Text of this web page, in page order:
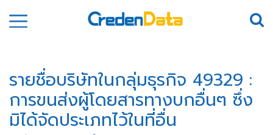
รายชื่อบริษัทในกลุ่มธุรกิจ 49329 :
การขนส่งผู้โดยสารทางบกอื่นๆ ซึ่ง
มิได้จัดประเภทไว้ในที่อื่น